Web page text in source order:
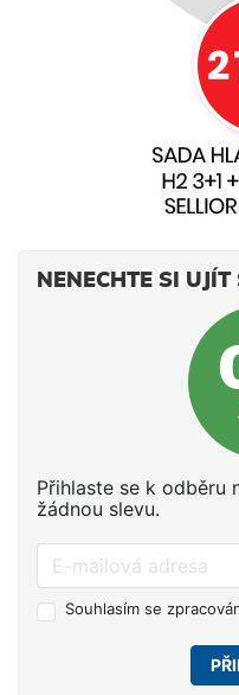
NENECHTE SI UJÍT
Přihlaste se k odběru
žádnou slevu.
Souhlasím se